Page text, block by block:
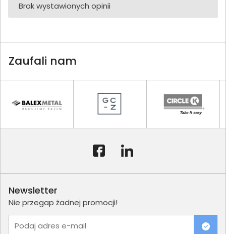
Brak wystawionych opinii
Zaufali nam
Newsletter
Nie przegap żadnej promocji!
Podaj adres e-mail